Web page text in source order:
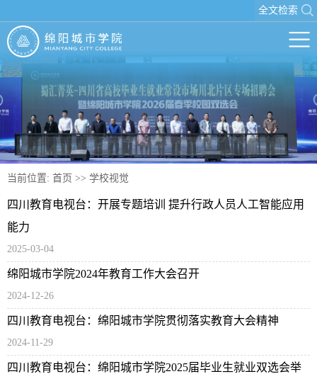
全文检索
当前位置: 首页 >> 学校视觉
四川教育电视台：开展专题培训 提升行政人员人工智能应用
能力
2025-03-04
绵阳城市学院2024年教育工作大会召开
2024-12-26
四川教育电视台：绵阳城市学院贯彻落实教育大会精神
2024-11-29
四川教育电视台：绵阳城市学院2025届毕业生就业双选会举